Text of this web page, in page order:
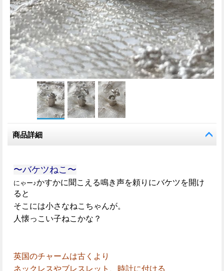
商品詳細
〜バケツねこ〜
にゃー♪かすかに聞こえる鳴き声を頼りにバケツを開け
ると
そこには小さなねこちゃんが。
人懐っこい子ねこかな？
英国のチャームは古くより
ネックレスやブレスレット、時計に付ける